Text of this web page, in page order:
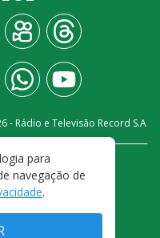
- Rádio e Televisão Record S.A
PRIVACIDADE
DE USO
para
navegação de
.